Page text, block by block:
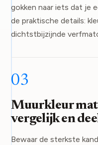
gokken naar iets dat je
de praktische details:
dichtstbijzijnde
03
Muurkleur
vergelijk en
Bewaar de sterkste